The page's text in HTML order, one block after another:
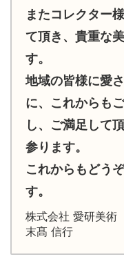
またコレクター
て頂き、貴重な
す。
地域の皆様に愛
に、これからも
し、ご満足して
参ります。
これからもどう
す。
株式会社 愛研美術
末髙 信行